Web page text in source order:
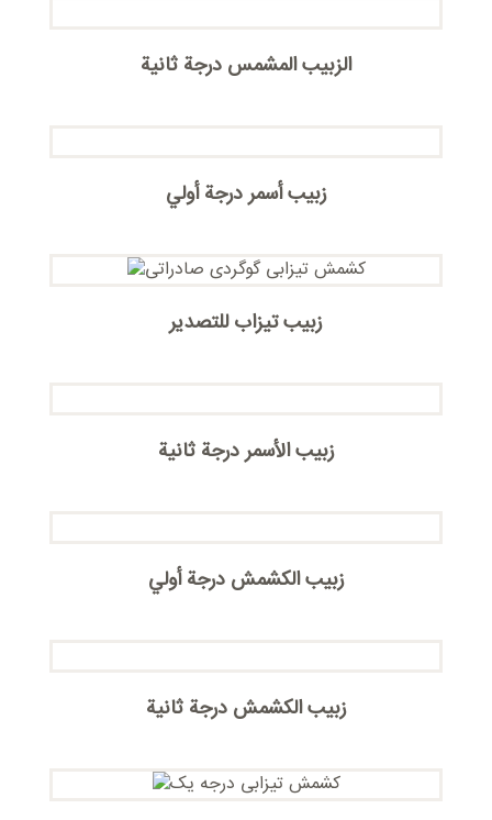
الزبیب المشمس درجة ثانیة
زبيب أسمر درجة أولي
زبيب تيزاب للتصدير
زبیب الأسمر درجة ثانية
زبیب الکشمش درجة أولي
زبیب الکشمش درجة ثانیة